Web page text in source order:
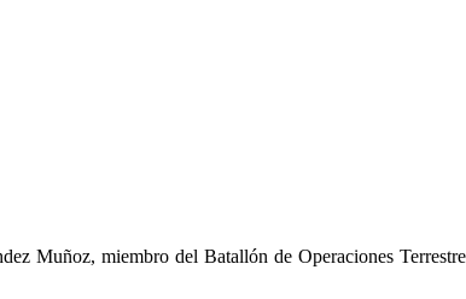
Muñoz, miembro del Batallón de Operaciones